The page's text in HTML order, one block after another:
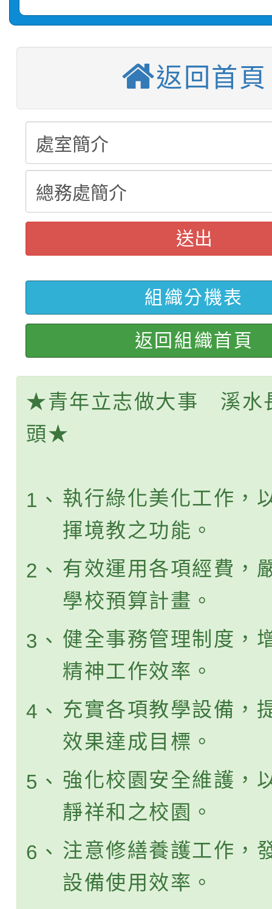
表
敬師藝文競賽』實施計
【甄選結果(第11招)】
學年度第1學期第7次代
結果(第11招)
【甄選結果(第3招)】
學年度第1學期第9次
結果(第3招)
【甄選結果(第4招)】
學年度第1學期第9次代
結果(第4招)
【甄選結果(第12招)】
學年度第1學期第7次代
結果(第12招)
轉知：桃園市115學年
賽及師生本土語及新住
賽實施要點
轉知：「桃園市115學
比賽實施要點」
轉知：「115年金融知
動辦法」
轉知臺中市政府政風處
城市手牽手，綠能透明
畫影片一案
轉知：「115學年度全
劇比賽實施要點」及修
表
轉知：桃園市115年度
敬師藝文競賽』實施計
【甄選結果(第11招)】
學年度第1學期第7次
結果(第11招)
【甄選結果(第3招)】
學年度第1學期第9次
返回首頁
送出
組織分機表
返回組織首頁
★青年立志做大事 溪水
頭★
1、 執行綠化美化工作，
揮境教之功能。
2、 有效運用各項經費，
學校預算計畫。
3、 健全事務管理制度，
精神工作效率。
4、 充實各項教學設備，
效果達成目標。
5、 強化校園安全維護，
靜祥和之校園。
6、 注意修繕養護工作，
設備使用效率。